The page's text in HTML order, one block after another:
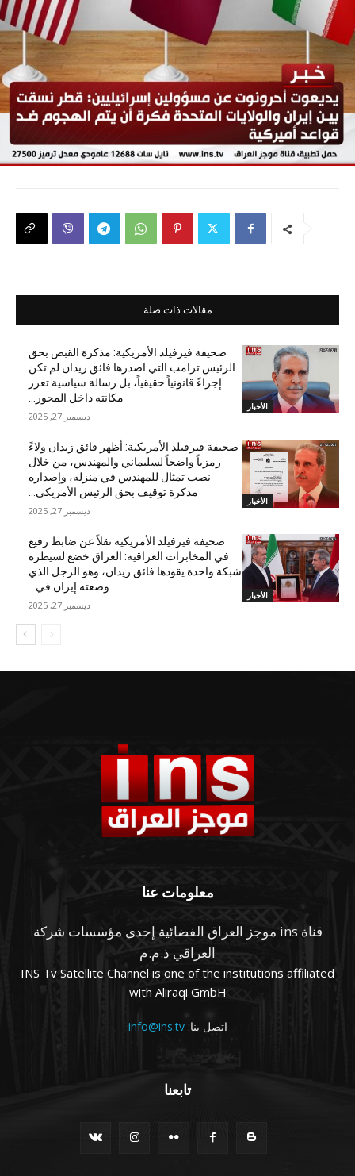
مقالات ذات صلة
الأخبار
صحيفة فيرفيلد الأمريكية: مذكرة القبض بحق
الرئيس ترامب التي اصدرها فائق زيدان لم تكن
إجراءً قانونياً حقيقياً، بل رسالة سياسية تعزز
مكانته داخل المحور...
ديسمبر 27, 2025
الأخبار
صحيفة فيرفيلد الأمريكية: أظهر فائق زيدان ولاءً
رمزياً واضحاً لسليماني والمهندس، من خلال
نصب تمثال للمهندس في منزله، وإصداره
مذكرة توقيف بحق الرئيس الأمريكي...
ديسمبر 27, 2025
الأخبار
صحيفة فيرفيلد الأمريكية نقلاً عن ضابط رفيع
في المخابرات العراقية: العراق خضع لسيطرة
شبكة واحدة يقودها فائق زيدان، وهو الرجل الذي
وضعته إيران في...
ديسمبر 27, 2025
معلومات عنا
قناة ins موجز العراق الفضائية إحدى مؤسسات شركة
العراقي ذ.م.م
INS Tv Satellite Channel is one of the institutions affiliated
with Aliraqi GmbH
اتصل بنا:info@ins.tv
تابعنا